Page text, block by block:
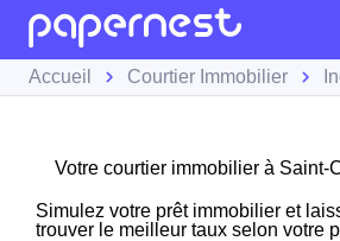
Accueil Courtier Immobilier
Votre courtier immobilier à Saint-
Simulez votre prêt immobilier et
trouver le meilleur taux selon votre